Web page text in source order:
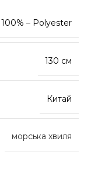
100% – Polyester
130 см
Китай
морська хвиля